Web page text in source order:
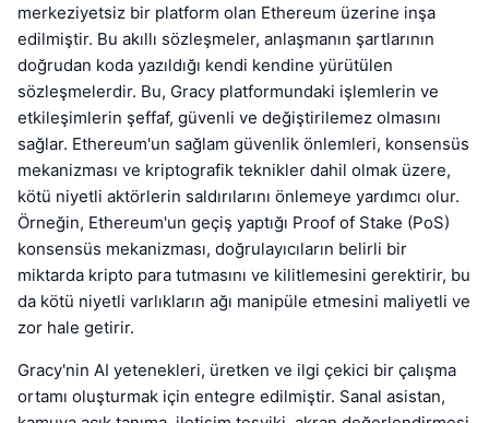
merkeziyetsiz bir platform olan Ethereum üzerine inşa
edilmiştir. Bu akıllı sözleşmeler, anlaşmanın şartlarının
doğrudan koda yazıldığı kendi kendine yürütülen
sözleşmelerdir. Bu, Gracy platformundaki işlemlerin ve
etkileşimlerin şeffaf, güvenli ve değiştirilemez olmasını
sağlar. Ethereum'un sağlam güvenlik önlemleri, konsensüs
mekanizması ve kriptografik teknikler dahil olmak üzere,
kötü niyetli aktörlerin saldırılarını önlemeye yardımcı olur.
Örneğin, Ethereum'un geçiş yaptığı Proof of Stake (PoS)
konsensüs mekanizması, doğrulayıcıların belirli bir
miktarda kripto para tutmasını ve kilitlemesini gerektirir, bu
da kötü niyetli varlıkların ağı manipüle etmesini maliyetli ve
zor hale getirir.
Gracy'nin AI yetenekleri, üretken ve ilgi çekici bir çalışma
ortamı oluşturmak için entegre edilmiştir. Sanal asistan,